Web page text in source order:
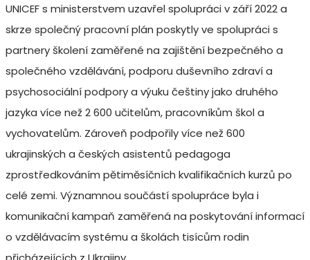
UNICEF s ministerstvem uzavřel spolupráci v září 2022 a
skrze společný pracovní plán poskytly ve spolupráci s
partnery školení zaměřené na zajištění bezpečného a
společného vzdělávání, podporu duševního zdraví a
psychosociální podpory a výuku češtiny jako druhého
jazyka více než 2 600 učitelům, pracovníkům škol a
vychovatelům. Zároveň podpořily více než 600
ukrajinských a českých asistentů pedagoga
zprostředkováním pětiměsíčních kvalifikačních kurzů po
celé zemi. Významnou součástí spolupráce byla i
komunikační kampaň zaměřená na poskytování informací
o vzdělávacím systému a školách tisícům rodin